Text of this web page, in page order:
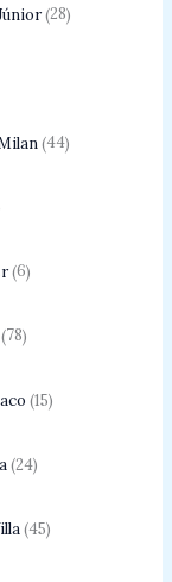
28
44
6
78
15
24
45